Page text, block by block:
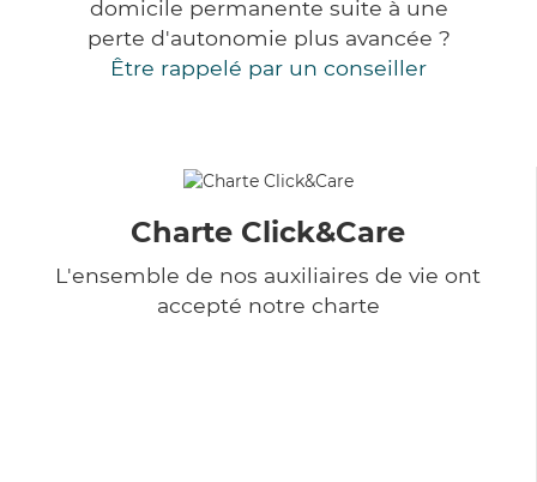
domicile permanente suite à une
perte d'autonomie plus avancée ?
Être rappelé par un conseiller
Charte Click&Care
L'ensemble de nos auxiliaires de vie ont
accepté notre charte